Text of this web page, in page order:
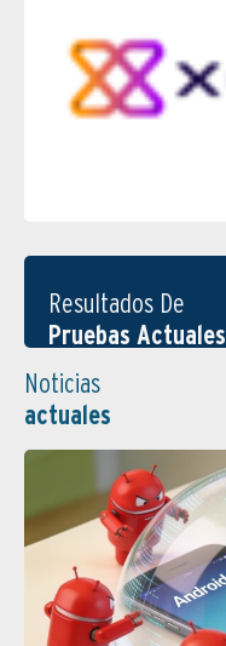
Resultados De
Pruebas Actuales
Noticias
actuales